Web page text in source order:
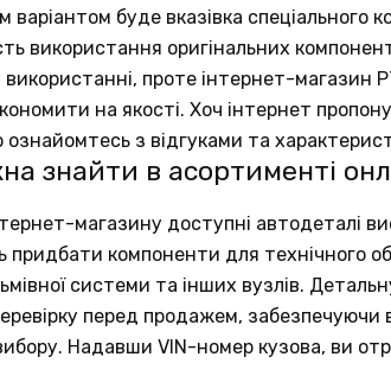
варіантом буде вказівка спеціального
використання оригінальних
проте інтернет-магазин
на якості. Хоч інтернет
ознайомтесь з відгуками та
знайти в асортименті
магазину доступні автодеталі
придбати компоненти для технічного
системи та інших вузлів.
перед продажем, забезпечуючи
Надавши VIN-номер кузова, ви